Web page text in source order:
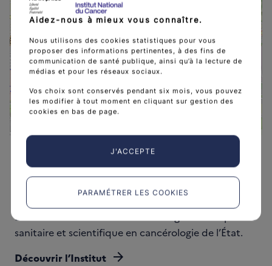
Association de
−
L'Institut national du cancer est l’agence d'expertise
sanitaire et scientifique en cancérologie de l’État.
Découvrir l’Institut arrow_forward
Aidez-nous à mieux vous connaître.
Nous utilisons des cookies statistiques pour vous
proposer des informations pertinentes, à des fins de
communication de santé publique, ainsi qu’à la lecture de
médias et pour les réseaux sociaux.
Vos choix sont conservés pendant six mois, vous pouvez
les modifier à tout moment en cliquant sur gestion des
cookies en bas de page.
J'ACCEPTE
PARAMÉTRER LES COOKIES